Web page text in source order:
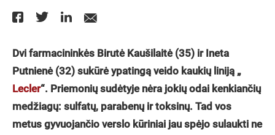
Dvi farmacininkės Birutė Kaušilaitė (35) ir Ineta
Putnienė (32) sukūrė ypatingą veido kaukių liniją „
Lecler“. Priemonių sudėtyje nėra jokių odai kenkiančių
medžiagų: sulfatų, parabenų ir toksinų. Tad vos
metus gyvuojančio verslo kūriniai jau spėjo sulaukti ne